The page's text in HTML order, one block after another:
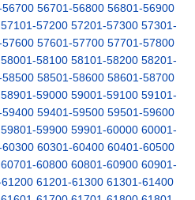
56701-56800 56801-56900
57101-57200 57201-57300 57301-
57601-57700 57701-57800
58001-58100 58101-58200 58201-
58501-58600 58601-58700
58901-59000 59001-59100 59101-
59401-59500 59501-59600
59801-59900 59901-60000 60001-
60301-60400 60401-60500
60701-60800 60801-60900 60901-
61201-61300 61301-61400